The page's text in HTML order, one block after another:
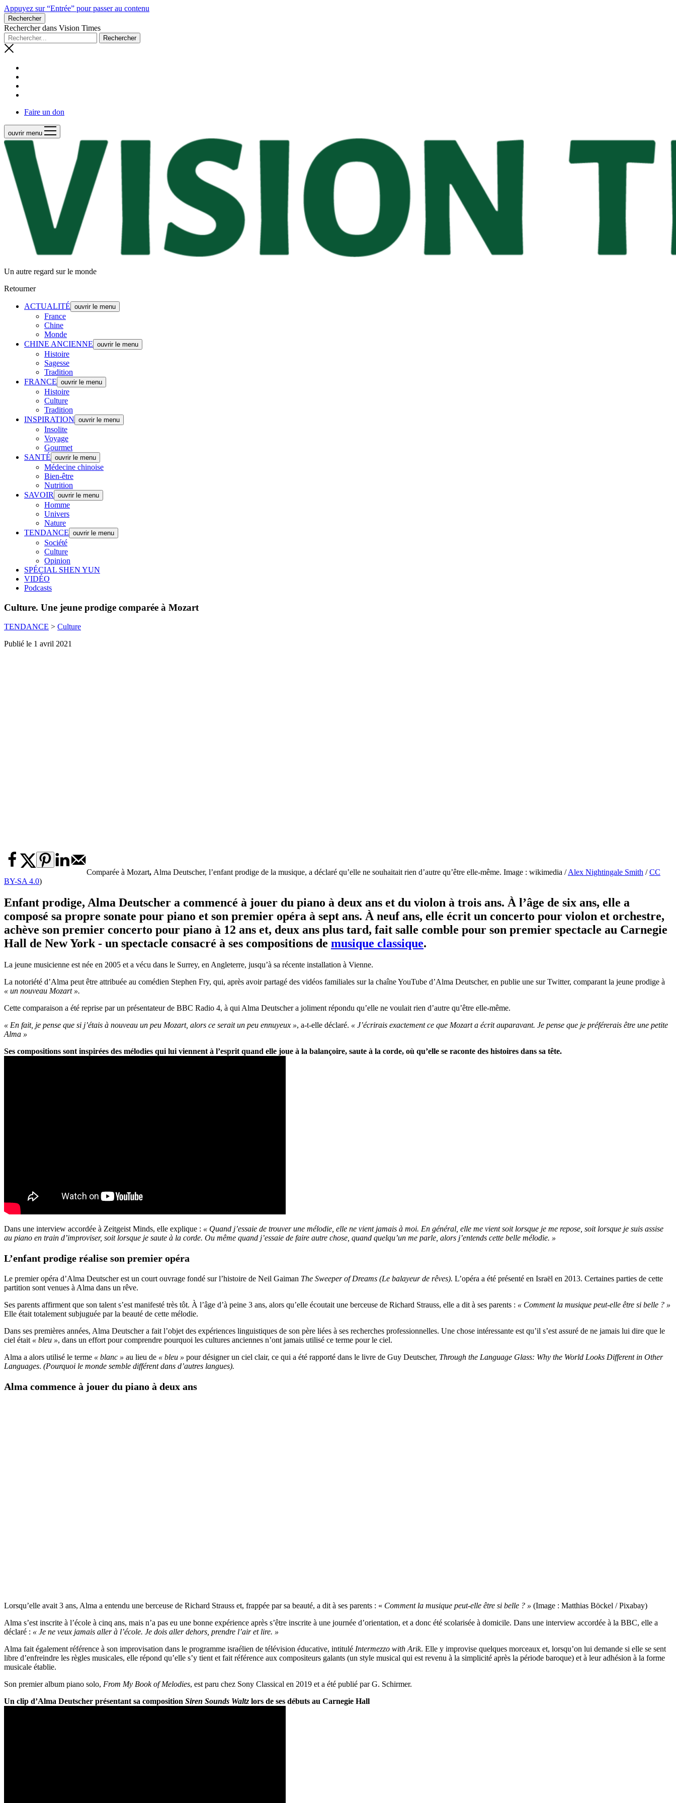
Appuyez sur “Entrée” pour passer au contenu
Rechercher
Rechercher dans Vision Times
Faire un don
ouvrir menu
Un autre regard sur le monde
Retourner
ACTUALITÉ ouvrir le menu
France
Chine
Monde
CHINE ANCIENNE ouvrir le menu
Histoire
Sagesse
Tradition
FRANCE ouvrir le menu
Histoire
Culture
Tradition
INSPIRATION ouvrir le menu
Insolite
Voyage
Gourmet
SANTÉ ouvrir le menu
Médecine chinoise
Bien-être
Nutrition
SAVOIR
ouvrir le menu
Homme
Univers
Nature
TENDANCE ouvrir le menu
Société
Culture
Opinion
SPÉCIAL SHEN YUN
VIDÉO
Podcasts
Culture. Une jeune prodige comparée à Mozart
TENDANCE > Culture
Publié le 1 avril 2021
Comparée à Mozart, Alma Deutscher, l’enfant prodige de la musique, a déclaré qu’elle ne souhaitait rien d’autre qu’être elle-même. Image : wikimedia /Alex Nightingale Smith /CC
BY-SA 4.0)
Enfant prodige, Alma Deutscher a commencé à jouer du piano à deux ans et du violon à trois ans. À l’âge de six ans, elle a
composé sa propre sonate pour piano et son premier opéra à sept ans. À neuf ans, elle écrit un concerto pour violon et orchestre,
achève son premier concerto pour piano à 12 ans et, deux ans plus tard, fait salle comble pour son premier spectacle au Carnegie
Hall de New York - un spectacle consacré à ses compositions de musique classique.
La jeune musicienne est née en 2005 et a vécu dans le Surrey, en Angleterre, jusqu’à sa récente installation à Vienne.
La notoriété d’Alma peut être attribuée au comédien Stephen Fry, qui, après avoir partagé des vidéos familiales sur la chaîne YouTube d’Alma Deutscher, en publie une sur Twitter, comparant la jeune prodige à
« un nouveau Mozart ».
Cette comparaison a été reprise par un présentateur de BBC Radio 4, à qui Alma Deutscher a joliment répondu qu’elle ne voulait rien d’autre qu’être elle-même.
« En fait, je pense que si j’étais à nouveau un peu Mozart, alors ce serait un peu ennuyeux », a-t-elle déclaré. « J’écrirais exactement ce que Mozart a écrit auparavant. Je pense que je préférerais être une petite
Alma »
Ses compositions sont inspirées des mélodies qui lui viennent à l’esprit quand elle joue à la balançoire, saute à la corde, où qu’elle se raconte des histoires dans sa tête.
Dans une interview accordée à Zeitgeist Minds, elle explique : « Quand j’essaie de trouver une mélodie, elle ne vient jamais à moi. En général, elle me vient soit lorsque je me repose, soit lorsque je suis assise
au piano en train d’improviser, soit lorsque je saute à la corde. Ou même quand j’essaie de faire autre chose, quand quelqu’un me parle, alors j’entends cette belle mélodie. »
L’enfant prodige réalise son premier opéra
Le premier opéra d’Alma Deutscher est un court ouvrage fondé sur l’histoire de Neil Gaiman The Sweeper of Dreams (Le balayeur de rêves). L’opéra a été présenté en Israël en 2013. Certaines parties de cette
partition sont venues à Alma dans un rêve.
Ses parents affirment que son talent s’est manifesté très tôt. À l’âge d’à peine 3 ans, alors qu’elle écoutait une berceuse de Richard Strauss, elle a dit à ses parents : « Comment la musique peut-elle être si belle ? »
Elle était totalement subjuguée par la beauté de cette mélodie.
Dans ses premières années, Alma Deutscher a fait l’objet des expériences linguistiques de son père liées à ses recherches professionnelles. Une chose intéressante est qu’il s’est assuré de ne jamais lui dire que le
ciel était « bleu », dans un effort pour comprendre pourquoi les cultures anciennes n’ont jamais utilisé ce terme pour le ciel.
Alma a alors utilisé le terme « blanc » au lieu de « bleu » pour désigner un ciel clair, ce qui a été rapporté dans le livre de Guy Deutscher, Through the Language Glass: Why the World Looks Different in Other
Languages. (Pourquoi le monde semble différent dans d’autres langues).
Alma commence à jouer du piano à deux ans
Lorsqu’elle avait 3 ans, Alma a entendu une berceuse de Richard Strauss et, frappée par sa beauté, a dit à ses parents : « Comment la musique peut-elle être si belle ? » (Image : Matthias Böckel / Pixabay)
Alma s’est inscrite à l’école à cinq ans, mais n’a pas eu une bonne expérience après s’être inscrite à une journée d’orientation, et a donc été scolarisée à domicile. Dans une interview accordée à la BBC, elle a
déclaré : « Je ne veux jamais aller à l’école. Je dois aller dehors, prendre l’air et lire. »
Alma fait également référence à son improvisation dans le programme israélien de télévision éducative, intitulé Intermezzo with Arik. Elle y improvise quelques morceaux et, lorsqu’on lui demande si elle se sent
libre d’enfreindre les règles musicales, elle répond qu’elle s’y tient et fait référence aux compositeurs galants (un style musical qui est revenu à la simplicité après la période baroque) et à leur adhésion à la forme
musicale établie.
Son premier album piano solo, From My Book of Melodies, est paru chez Sony Classical en 2019 et a été publié par G. Schirmer.
Un clip d’Alma Deutscher présentant sa composition Siren Sounds Waltz lors de ses débuts au Carnegie Hall